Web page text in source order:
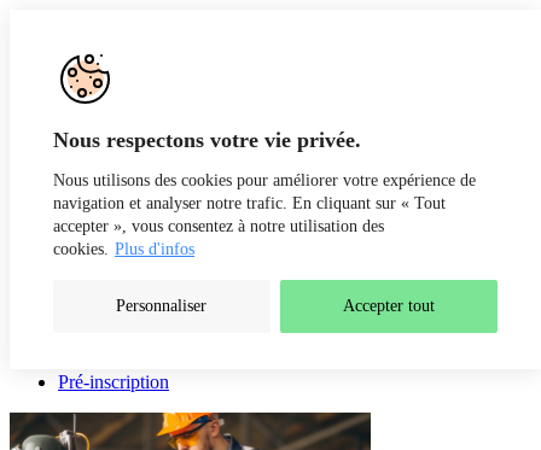
Nous respectons votre vie privée.
Nous utilisons des cookies pour améliorer votre expérience de
navigation et analyser notre trafic. En cliquant sur « Tout
accepter », vous consentez à notre utilisation des
cookies. Plus d'infos
Personnaliser Accepter tout
Pré-inscription